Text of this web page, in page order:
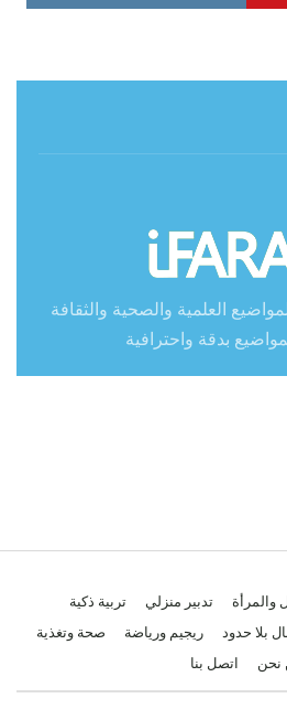
العلمية والصحية والثقافة
بدقة واحترافية
والمرأة تدبير منزلي
تربية ذكية
بلا حدود ريجيم ورياضة
صحة وتغذية
نحن
اتصل بنا